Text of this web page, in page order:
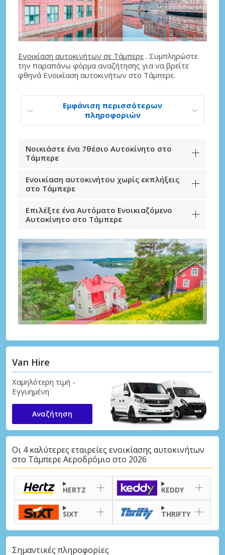
Ενοικίαση αυτοκινήτων σε Τάμπερε . Συμπληρώστε
την παραπάνω φόρμα αναζήτησης για να βρείτε
φθηνά Ενοικίαση αυτοκινήτων στο Τάμπερε.
Εμφάνιση περισσότερων
πληροφοριών
Νοικιάστε ένα 7θέσιο Αυτοκίνητο στο
Τάμπερε
Ενοικίαση αυτοκινήτου χωρίς εκπλήξεις
στο Τάμπερε
Επιλέξτε ένα Αυτόματο Ενοικιαζόμενο
Αυτοκίνητο στο Τάμπερε
Van Hire
Χαμηλότερη τιμή -
Εγγυημένη
Αναζήτηση
Οι 4 καλύτερες εταιρείες ενοικίασης αυτοκινήτων
στο Τάμπερε Αεροδρόμιο στο 2026
HERTZ KEDDY
SIXT THRIFTY
Σημαντικές πληροφορίες